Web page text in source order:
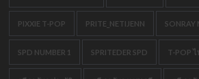
PIXXIE T-POP PRITE_NETIJENN SONRAY
SPD NUMBER 1 SPRITEDER SPD T-POP ไ